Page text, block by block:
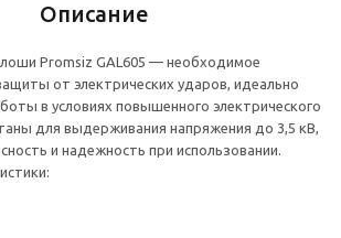
Описание
Promsiz GAL605 — необходимое
от электрических ударов, идеально
в условиях повышенного электрического
для выдерживания напряжения до 3,5 кВ,
и надежность при использовании.